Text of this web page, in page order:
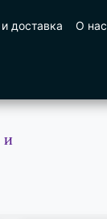
доставка О нас
и